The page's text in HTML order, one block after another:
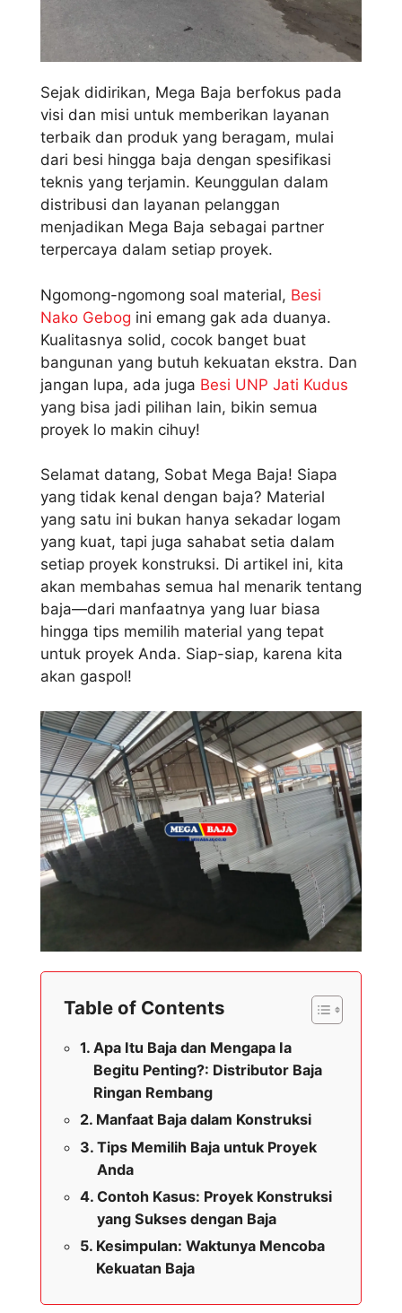
Sejak didirikan, Mega Baja berfokus pada
visi dan misi untuk memberikan layanan
terbaik dan produk yang beragam, mulai
dari besi hingga baja dengan spesifikasi
teknis yang terjamin. Keunggulan dalam
distribusi dan layanan pelanggan
menjadikan Mega Baja sebagai partner
terpercaya dalam setiap proyek.
Ngomong-ngomong soal material, Besi
Nako Gebog ini emang gak ada duanya.
Kualitasnya solid, cocok banget buat
bangunan yang butuh kekuatan ekstra. Dan
jangan lupa, ada juga Besi UNP Jati Kudus
yang bisa jadi pilihan lain, bikin semua
proyek lo makin cihuy!
Selamat datang, Sobat Mega Baja! Siapa
yang tidak kenal dengan baja? Material
yang satu ini bukan hanya sekadar logam
yang kuat, tapi juga sahabat setia dalam
setiap proyek konstruksi. Di artikel ini, kita
akan membahas semua hal menarik tentang
baja—dari manfaatnya yang luar biasa
hingga tips memilih material yang tepat
untuk proyek Anda. Siap-siap, karena kita
akan gaspol!
Table of Contents
Apa Itu Baja dan Mengapa Ia
Begitu Penting?: Distributor Baja
Ringan Rembang
Manfaat Baja dalam Konstruksi
Tips Memilih Baja untuk Proyek
Anda
Contoh Kasus: Proyek Konstruksi
yang Sukses dengan Baja
Kesimpulan: Waktunya Mencoba
Kekuatan Baja